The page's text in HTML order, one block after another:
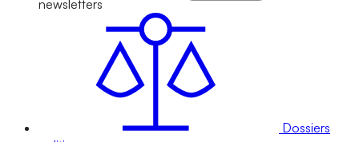
newsletters
Dossiers